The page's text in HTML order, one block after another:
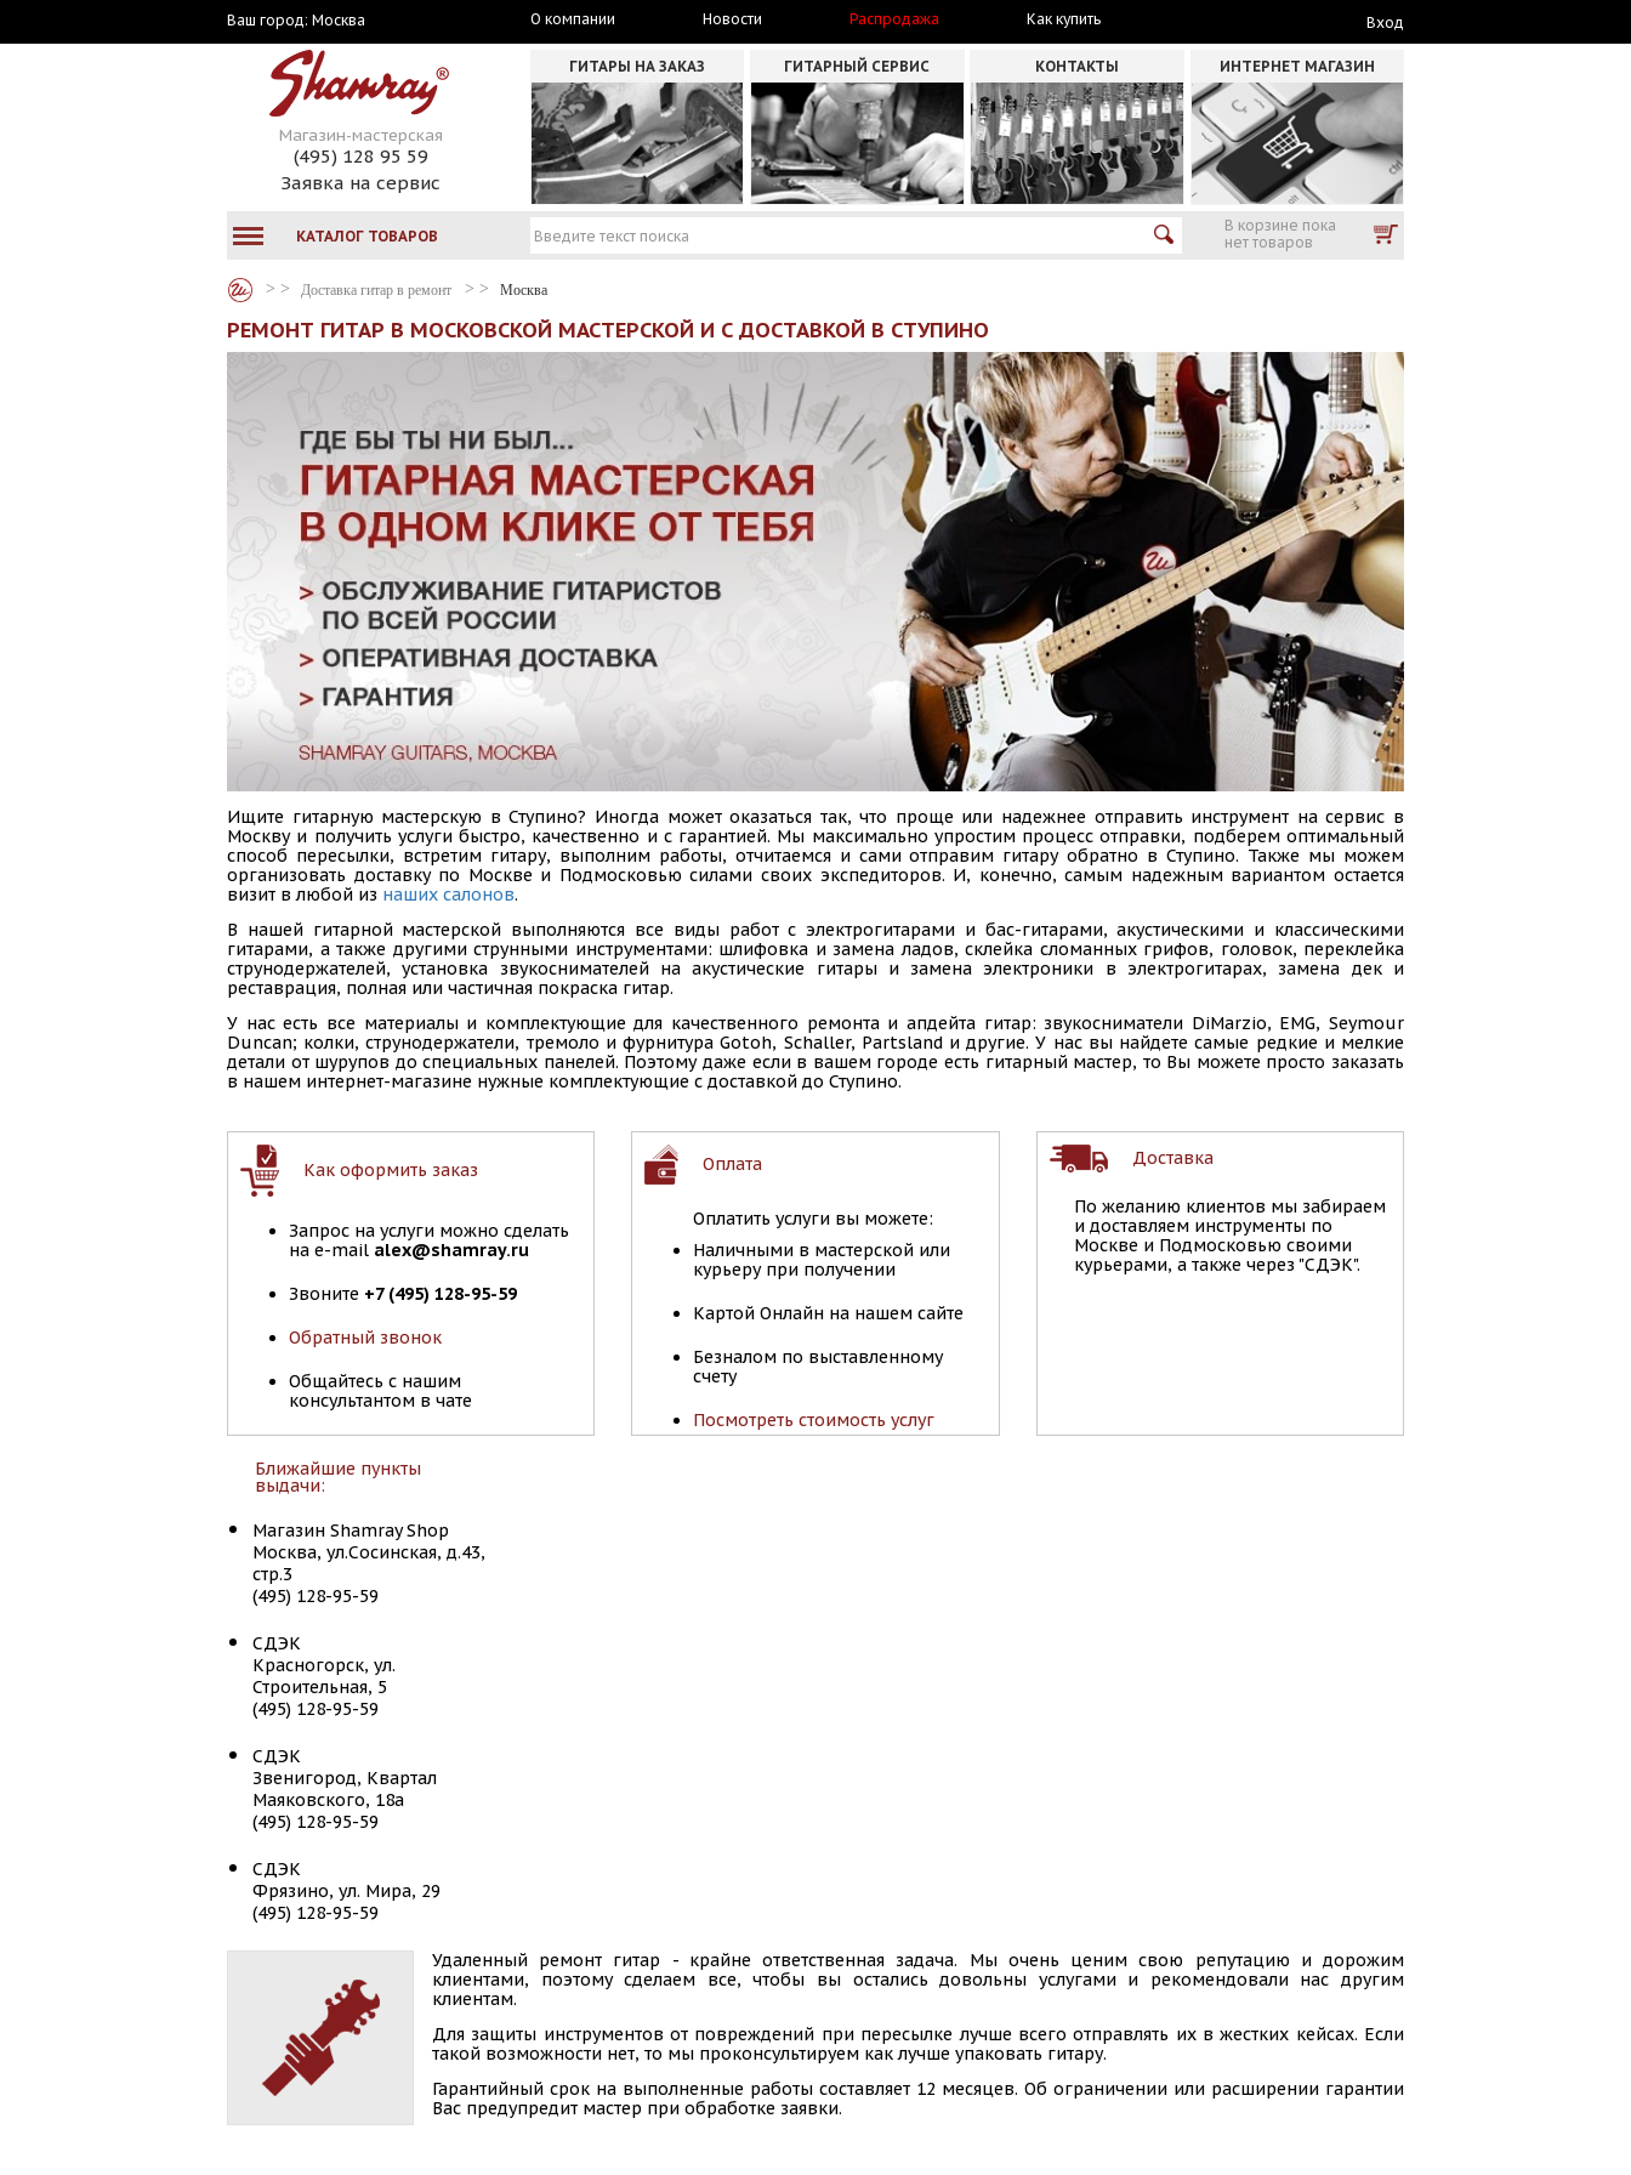
Ваш город: Москва О компании Новости Распродажа Как купить Вход
Магазин-мастерская
(495) 128 95 59
Заявка на сервис
ГИТАРЫ НА ЗАКАЗ ГИТАРНЫЙ СЕРВИС КОНТАКТЫ ИНТЕРНЕТ МАГАЗИН
КАТАЛОГ ТОВАРОВ
В корзине пока
нет товаров
Доставка гитар в ремонт Москва
РЕМОНТ ГИТАР В МОСКОВСКОЙ МАСТЕРСКОЙ И С ДОСТАВКОЙ В СТУПИНО
Ищите гитарную мастерскую в Ступино? Иногда может оказаться так, что проще или надежнее отправить инструмент на сервис в
Москву и получить услуги быстро, качественно и с гарантией. Мы максимально упростим процесс отправки, подберем оптимальный
способ пересылки, встретим гитару, выполним работы, отчитаемся и сами отправим гитару обратно в Ступино. Также мы можем
организовать доставку по Москве и Подмосковью силами своих экспедиторов. И, конечно, самым надежным вариантом остается
визит в любой из наших салонов.
В нашей гитарной мастерской выполняются все виды работ с электрогитарами и бас-гитарами, акустическими и классическими
гитарами, а также другими струнными инструментами: шлифовка и замена ладов, склейка сломанных грифов, головок, переклейка
струнодержателей, установка звукоснимателей на акустические гитары и замена электроники в электрогитарах, замена дек и
реставрация, полная или частичная покраска гитар.
У нас есть все материалы и комплектующие для качественного ремонта и апдейта гитар: звукосниматели DiMarzio, EMG, Seymour
Duncan; колки, струнодержатели, тремоло и фурнитура Gotoh, Schaller, Partsland и другие. У нас вы найдете самые редкие и мелкие
детали от шурупов до специальных панелей. Поэтому даже если в вашем городе есть гитарный мастер, то Вы можете просто заказать
в нашем интернет-магазине нужные комплектующие с доставкой до Ступино.
Как оформить заказ
Запрос на услуги можно сделать
на e-mail alex@shamray.ru
Звоните +7 (495) 128-95-59
Обратный звонок
Общайтесь с нашим
консультантом в чате
Оплата
Оплатить услуги вы можете:
Наличными в мастерской или
курьеру при получении
Картой Онлайн на нашем сайте
Безналом по выставленному
счету
Посмотреть стоимость услуг
Доставка
По желанию клиентов мы забираем
и доставляем инструменты по
Москве и Подмосковью своими
курьерами, а также через "СДЭК".
Ближайшие пункты
выдачи:
Магазин Shamray Shop
Москва, ул.Сосинская, д.43,
стр.3
(495) 128-95-59
СДЭК
Красногорск, ул.
Строительная, 5
(495) 128-95-59
СДЭК
Звенигород, Квартал
Маяковского, 18а
(495) 128-95-59
СДЭК
Фрязино, ул. Мира, 29
(495) 128-95-59
Мытищи, ул. Борисовка, 24
(495) 128-95-59
СДЭК
Зеленоград, ГП Андреевка,
24Д
Удаленный ремонт гитар - крайне ответственная задача. Мы очень ценим свою репутацию и дорожим
клиентами, поэтому сделаем все, чтобы вы остались довольны услугами и рекомендовали нас другим
клиентам.
Для защиты инструментов от повреждений при пересылке лучше всего отправлять их в жестких кейсах. Если
такой возможности нет, то мы проконсультируем как лучше упаковать гитару.
Гарантийный срок на выполненные работы составляет 12 месяцев. Об ограничении или расширении гарантии
Вас предупредит мастер при обработке заявки.